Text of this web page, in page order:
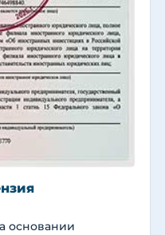
основании